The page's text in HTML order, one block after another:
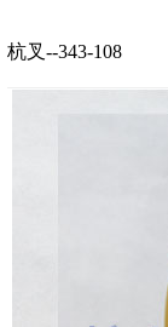
杭叉--343-108